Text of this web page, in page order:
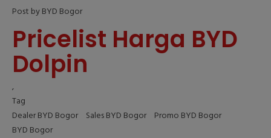
Post by BYD Bogor
Pricelist Harga BYD
Dolpin
,
Tag
Dealer BYD Bogor
Sales BYD Bogor
Promo BYD Bogor
BYD Bogor